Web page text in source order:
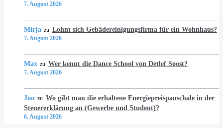
7. August 2026
Mirja zu Lohnt sich Gebädereinigungsfirma für ein Wohnhaus?
7. August 2026
Max zu Wer kennt die Dance School von Detlef Soost?
7. August 2026
Jon zu Wo gibt man die erhaltene Energiepreispauschale in der
Steuererklärung an (Gewerbe und Student)?
6. August 2026